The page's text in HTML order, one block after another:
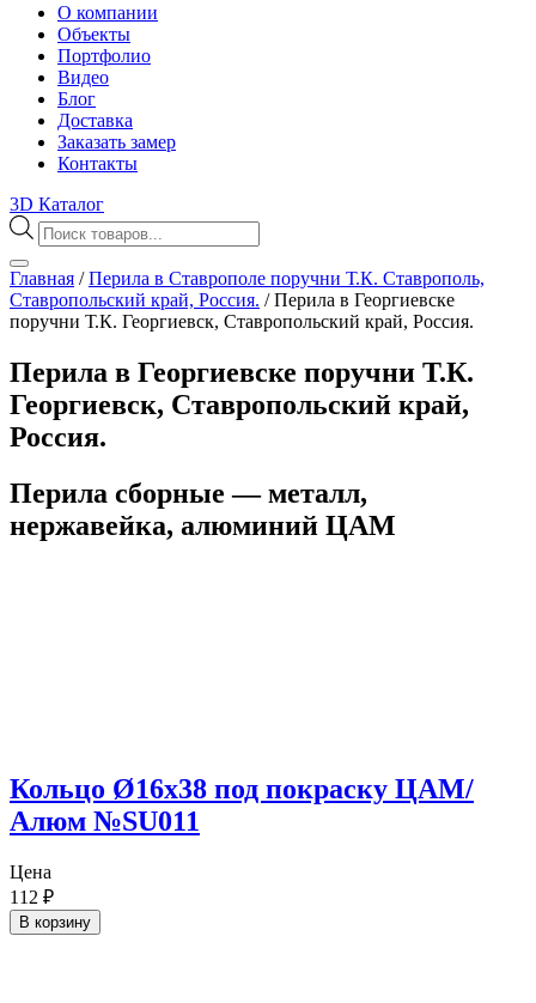
О компании
Объекты
Портфолио
Видео
Блог
Доставка
Заказать замер
Контакты
3D Каталог
Поиск
товаров
Главная /Перила в Ставрополе поручни Т.К. Ставрополь,
Ставропольский край, Россия. /Перила в Георгиевске
поручни Т.К. Георгиевск, Ставропольский край, Россия.
Перила в Георгиевске поручни Т.К.
Георгиевск, Ставропольский край,
Россия.
Перила сборные — металл,
нержавейка, алюминий ЦАМ
Кольцо Ø16х38 под покраску ЦАМ/
Алюм №SU011
Цена
112 ₽
В корзину